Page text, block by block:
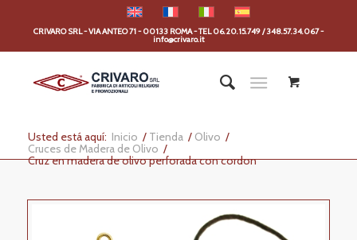
CRIVARO SRL - VIA ANTEO 71 - 00133 ROMA - TEL 06.20.15.749 / 348.57.34.067 -
info@crivaro.it
Usted está aquí: Inicio / Tienda / Olivo /
Cruces de Madera de Olivo /
Cruz en madera de olivo perforada con cordon